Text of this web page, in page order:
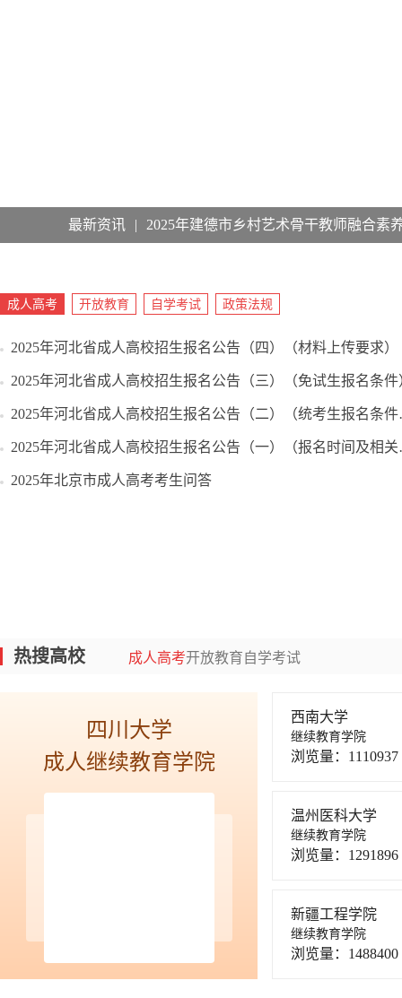
最新资讯 | 2025年建德市乡村艺术骨干教师融合素
最新资讯 | 2025年全国成人高考报名时间汇
2025年全国自学考试报名kok登录
成人高考 开放教育 自学考试 政策法规
2025年河北省成人高校招生报名公告（四）（材料上传要求）
2025年河北省成人高校招生报名公告（三）（免试生报名条件
2025年河北省成人高校招生报名公告（二）（统考生报名条件及照顾加分政策）
2025年河北省成人高校招生报名公告（一）（报名时间及相关要求）
2025年北京市成人高考考生问答
热搜高校 成人高考开放教育自学考试
四川大学
成人继续教育学院
西南大学
继续教育学院
浏览量：1110937
温州医科大学
继续教育学院
浏览量：1291896
新疆工程学院
继续教育学院
浏览量：1488400